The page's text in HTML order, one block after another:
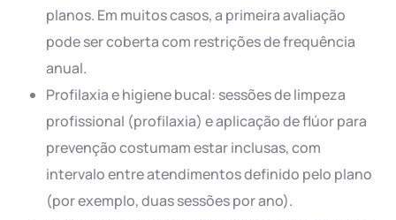
planos. Em muitos casos, a primeira avaliação
pode ser coberta com restrições de frequência
anual.
Profilaxia e higiene bucal: sessões de limpeza
profissional (profilaxia) e aplicação de flúor para
prevenção costumam estar inclusas, com
intervalo entre atendimentos definido pelo plano
(por exemplo, duas sessões por ano).